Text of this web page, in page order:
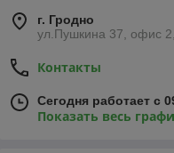
г. Гродно
ул.Пушкина 37, офис
Контакты
Сегодня работает с
Показать весь